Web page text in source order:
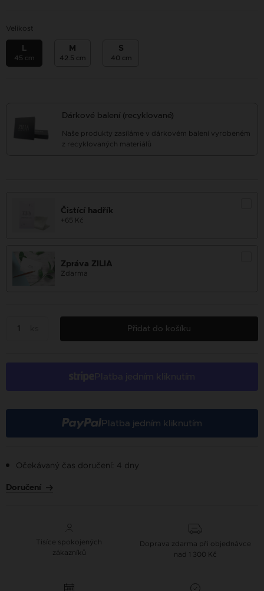
Velikost
L
45 cm
M
42.5 cm
S
40 cm
Dárkové balení (recyklované)
Naše produkty zasíláme v dárkovém balení vyrobeném
z recyklovaných materiálů
Čistící hadřík
+65 Kč
Zpráva ZILIA
Zdarma
Přidat do košíku
Platba jedním kliknutím
Očekávaný čas doručení: 4 dny
Doručení
Tisíce spokojených
zákazníků
Doprava zdarma při objednávce
nad 1 300 Kč